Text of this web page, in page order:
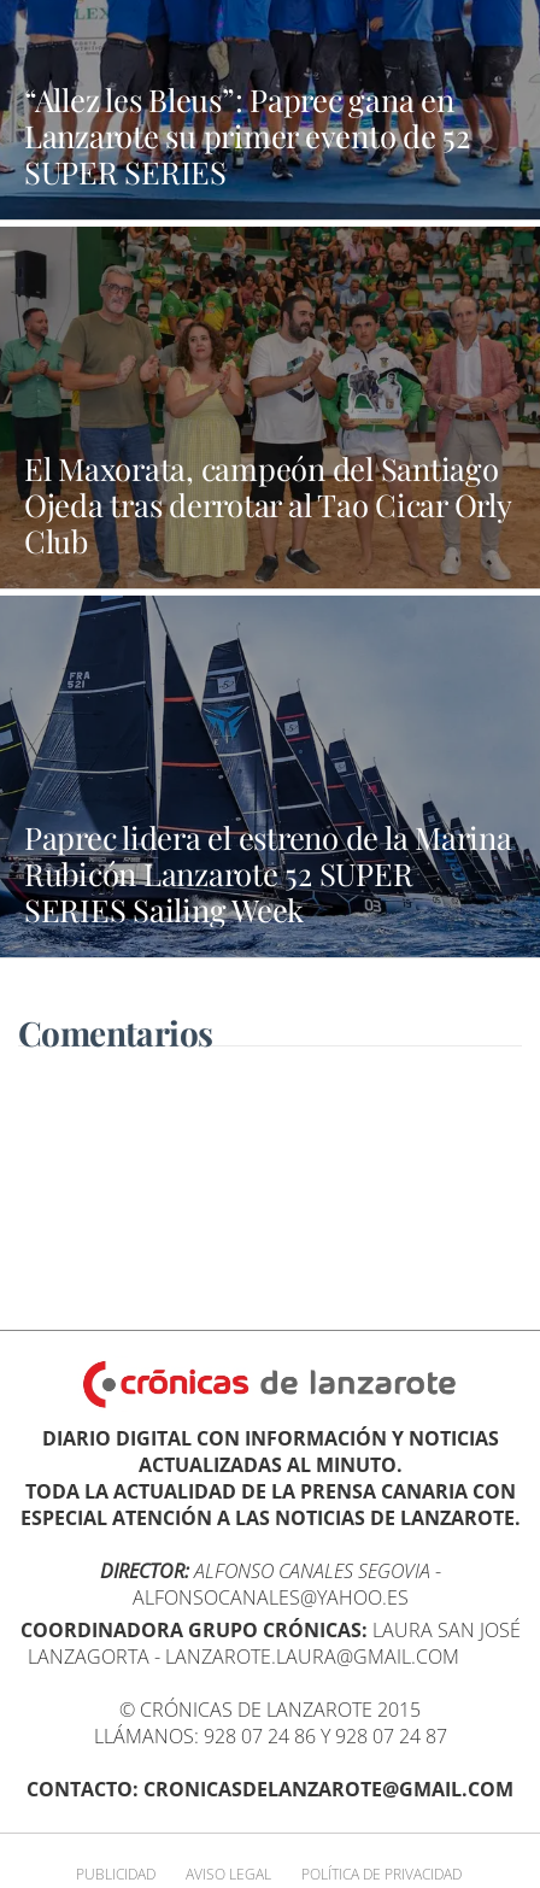
“Allez les Bleus”: Paprec gana en
Lanzarote su primer evento de 52
SUPER SERIES
El Maxorata, campeón del Santiago
Ojeda tras derrotar al Tao Cicar Orly
Club
Paprec lidera el estreno de la Marina
Rubicón Lanzarote 52 SUPER
SERIES Sailing Week
Comentarios
DIARIO DIGITAL CON INFORMACIÓN Y NOTICIAS
ACTUALIZADAS AL MINUTO.
TODA LA ACTUALIDAD DE LA PRENSA CANARIA CON
ESPECIAL ATENCIÓN A LAS NOTICIAS DE LANZAROTE.
DIRECTOR:ALFONSO CANALES SEGOVIA -
ALFONSOCANALES@YAHOO.ES
COORDINADORA GRUPO CRÓNICAS: LAURA SAN JOSÉ
LANZAGORTA - LANZAROTE.LAURA@GMAIL.COM
© CRÓNICAS DE LANZAROTE 2015
LLÁMANOS: 928 07 24 86 Y 928 07 24 87
CONTACTO: CRONICASDELANZAROTE@GMAIL.COM
PUBLICIDAD AVISO LEGAL POLÍTICA DE PRIVACIDAD